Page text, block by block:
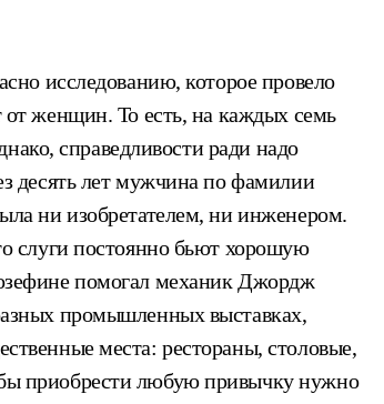
исследованию, которое провело
от женщин. То есть, на каждых семь
справедливости ради надо
десять лет мужчина по фамилии
ни изобретателем, ни инженером.
слуги постоянно бьют хорошую
помогал механик Джордж
промышленных выставках,
места: рестораны, столовые,
приобрести любую привычку нужно